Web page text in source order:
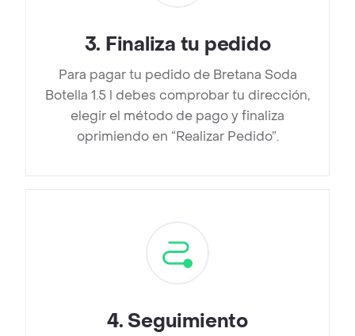
3. Finaliza tu pedido
Para pagar tu pedido de Bretana Soda
Botella 1.5 l debes comprobar tu dirección,
elegir el método de pago y finaliza
oprimiendo en “Realizar Pedido”.
4. Seguimiento